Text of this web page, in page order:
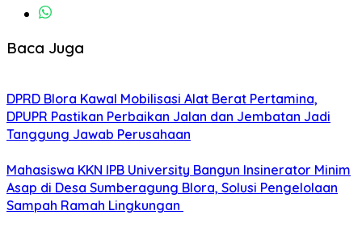
Baca Juga
DPRD Blora Kawal Mobilisasi Alat Berat Pertamina,
DPUPR Pastikan Perbaikan Jalan dan Jembatan Jadi
Tanggung Jawab Perusahaan
Mahasiswa KKN IPB University Bangun Insinerator Minim
Asap di Desa Sumberagung Blora, Solusi Pengelolaan
Sampah Ramah Lingkungan ‎